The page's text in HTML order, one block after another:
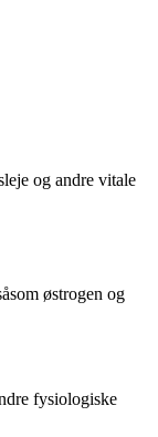
og andre vitale
østrogen og
fysiologiske